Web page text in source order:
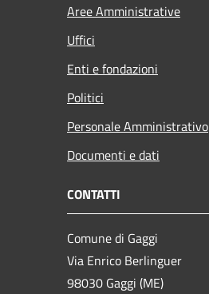
Aree Amministrative
Uffici
Enti e fondazioni
Politici
Personale Amministrativo
Documenti e dati
CONTATTI
Comune di Gaggi
Via Enrico Berlinguer
98030 Gaggi (ME)